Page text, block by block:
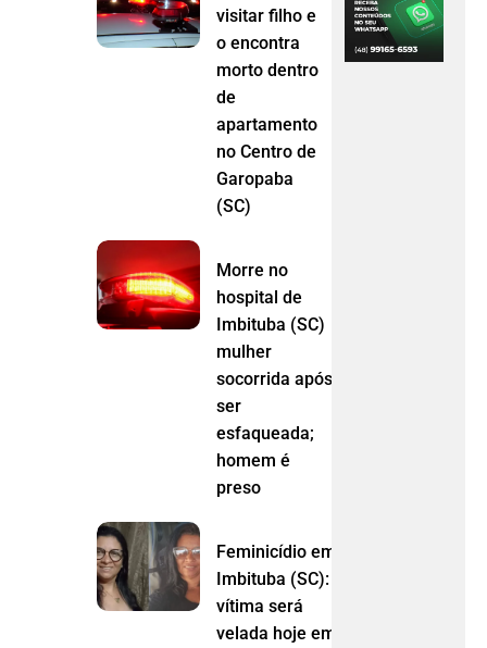
visitar filho e
o encontra
morto dentro
de
apartamento
no Centro de
Garopaba
(SC)
Morre no
hospital de
Imbituba (SC)
mulher
socorrida após
ser
esfaqueada;
homem é
preso
Feminicídio em
Imbituba (SC):
vítima será
velada hoje em